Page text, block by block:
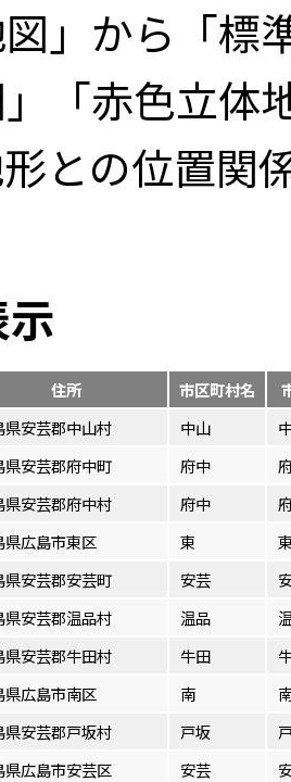
図」から「
「赤色立体
との位置関
住所 市区町村名
県安芸郡中山村 中山
県安芸郡府中町 府中
県安芸郡府中村 府中
県広島市東区 東
県安芸郡安芸町 安芸
県安芸郡温品村 温品
県安芸郡牛田村 牛田
県広島市南区 南
県安芸郡戸坂村 戸坂
県広島市安芸区 安芸